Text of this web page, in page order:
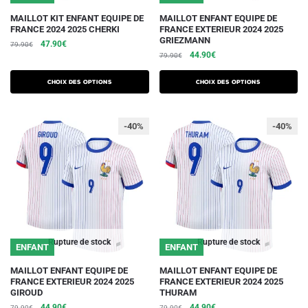
produit
produit
MAILLOT KIT ENFANT EQUIPE DE
FRANCE 2024 2025 CHERKI
79.90€
Le
initial
était :
79.90€.
47.90€Le
actuel
est :
47.90€.
Choix des options
Ce
produit
a
variations.
peuvent
être
choisies
page
produit
MAILLOT ENFANT EQUIPE DE
FRANCE EXTERIEUR 2024 2025
GRIEZMANN
79.90€
Le
initial
était :
44.90€Le
actuel
est :
Choix des options
Ce
produit
a
variations.
peuvent
être
choisies
page
produit
Rupture de stock
ENFANT
-40%
MAILLOT ENFANT EQUIPE DE
FRANCE EXTERIEUR 2024 2025
GIROUD
Ce
produit
a
Rupture de stock
ENFANT
-40%
MAILLOT ENFANT EQUIPE DE
FRANCE EXTERIEUR 2024 2025
THURAM
Ce
produit
a